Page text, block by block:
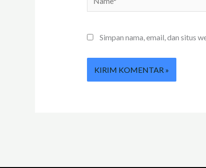
Simpan nama, email, dan situs